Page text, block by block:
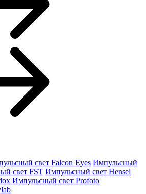
свет Falcon Eyes Импульсный
свет FST Импульсный свет Hensel
Импульсный свет Profoto